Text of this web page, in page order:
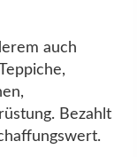
auch
Bezahlt